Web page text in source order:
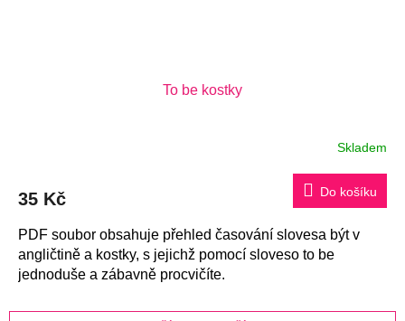
To be kostky
Skladem
35 Kč Do košíku
PDF soubor obsahuje přehled časování slovesa být v
angličtině a kostky, s jejichž pomocí sloveso to be
jednoduše a zábavně procvičíte.